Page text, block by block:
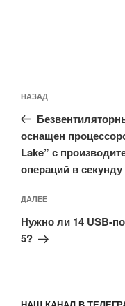
по
записям
Предыдущая
запись:
НАЗАД
оснащен
Lake” с
операций в
Следующая
запись
ДАЛЕЕ
Нужно ли 14 USB-
5?